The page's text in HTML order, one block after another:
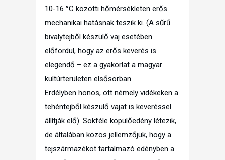
10-16 °C közötti hőmérsékleten erős
mechanikai hatásnak teszik ki. (A sűrű
bivalytejből készülő vaj esetében
előfordul, hogy az erős keverés is
elegendő – ez a gyakorlat a magyar
kultúrterületen elsősorban
Erdélyben honos, ott némely vidékeken a
tehéntejből készülő vajat is keveréssel
állítják elő). Sokféle köpülőedény létezik,
de általában közös jellemzőjük, hogy a
tejszármazékot tartalmazó edényben a